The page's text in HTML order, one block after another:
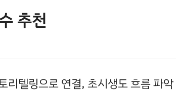
추천
텔링으로 연결, 초시생도 흐름 파